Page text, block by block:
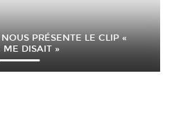
PRÉSENTE LE CLIP «
ME DISAIT »